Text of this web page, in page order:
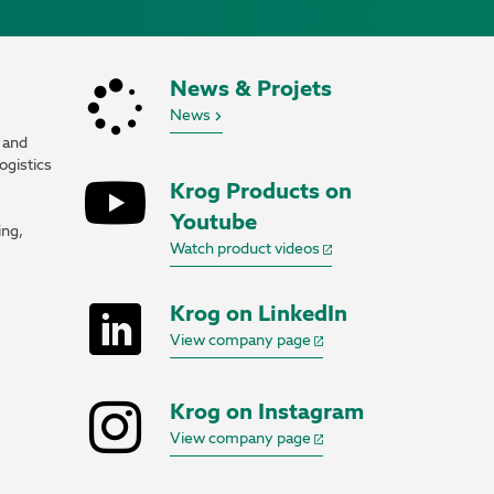
News & Projets
News
Krog Products on
Youtube
Watch product videos
Krog on LinkedIn
View company page
Krog on Instagram
View company page